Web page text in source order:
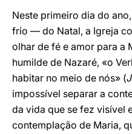
Neste primeiro dia do
frio — do Natal, a Igreja
olhar de fé e amor para a
humilde de Nazaré, «o
habitar no meio de nós» (
impossível separar a
da vida que se fez visível
contemplação de Maria,